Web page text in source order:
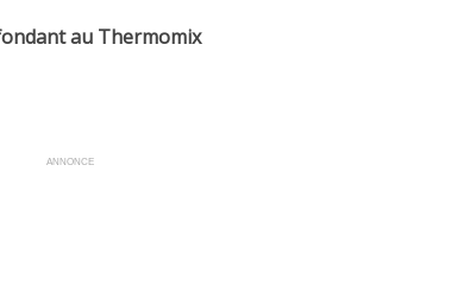
au Thermomix
ANNONCE